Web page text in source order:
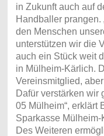
in Zukunft auch auf
Handballer prangen.
den Menschen
unterstützen wir die
auch ein Stück weit
in Mülheim-Kärlich.
Vereinsmitglied,
Dafür verstärken wir
05 Mülheim“, erklärt
Sparkasse Mülheim-
Des Weiteren